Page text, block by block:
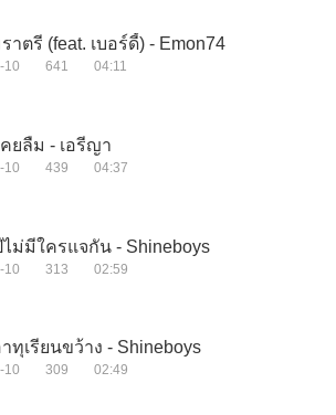
าตรี (feat. เบอร์ดี้) - Emon74
10 641 04:11
ยลืม - เอรีญา
10 439 04:37
ม่มีใครแจกัน - Shineboys
10 313 02:59
าทุเรียนขว้าง - Shineboys
10 309 02:49